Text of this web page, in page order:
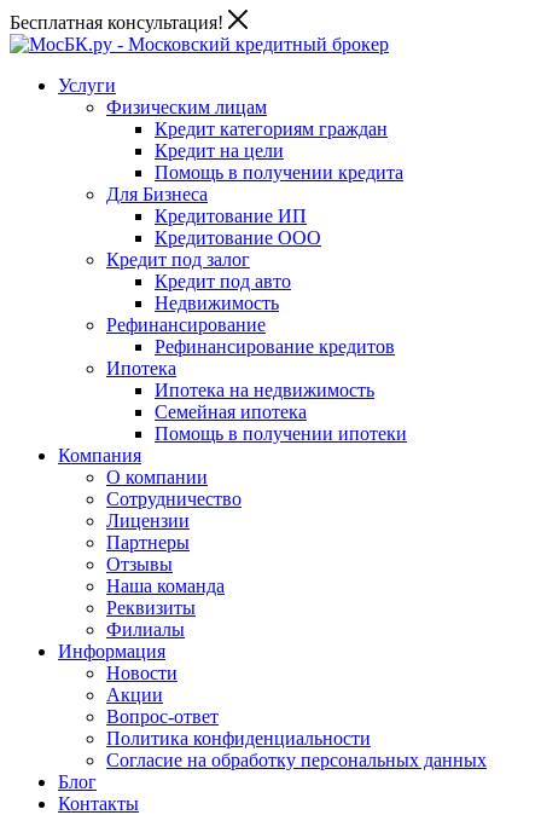
Бесплатная консультация!
Услуги
Физическим лицам
Кредит категориям граждан
Кредит на цели
Помощь в получении кредита
Для Бизнеса
Кредитование ИП
Кредитование ООО
Кредит под залог
Кредит под авто
Недвижимость
Рефинансирование
Рефинансирование кредитов
Ипотека
Ипотека на недвижимость
Семейная ипотека
Помощь в получении ипотеки
Компания
О компании
Сотрудничество
Лицензии
Партнеры
Отзывы
Наша команда
Реквизиты
Филиалы
Информация
Новости
Акции
Вопрос-ответ
Политика конфиденциальности
Согласие на обработку персональных данных
Блог
Контакты